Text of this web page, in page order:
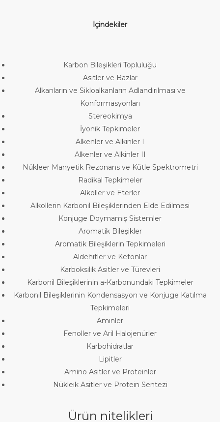
İçindekiler
Karbon Bileşikleri Topluluğu
Asitler ve Bazlar
Alkanların ve Sikloalkanların Adlandırılması ve
Konformasyonları
Stereokimya
İyonik Tepkimeler
Alkenler ve Alkinler I
Alkenler ve Alkinler II
Nükleer Manyetik Rezonans ve Kütle Spektrometri
Radikal Tepkimeler
Alkoller ve Eterler
Alkollerin Karbonil Bileşiklerinden Elde Edilmesi
Konjuge Doymamış Sistemler
Aromatik Bileşikler
Aromatik Bileşiklerin Tepkimeleri
Aldehitler ve Ketonlar
Karboksilik Asitler ve Türevleri
Karbonil Bileşiklerinin a-Karbonundaki Tepkimeler
Karbonil Bileşiklerinin Kondensasyon ve Konjuge Katılma
Tepkimeleri
Aminler
Fenoller ve Aril Halojenürler
Karbohidratlar
Lipitler
Amino Asitler ve Proteinler
Nükleik Asitler ve Protein Sentezi
Ürün nitelikleri